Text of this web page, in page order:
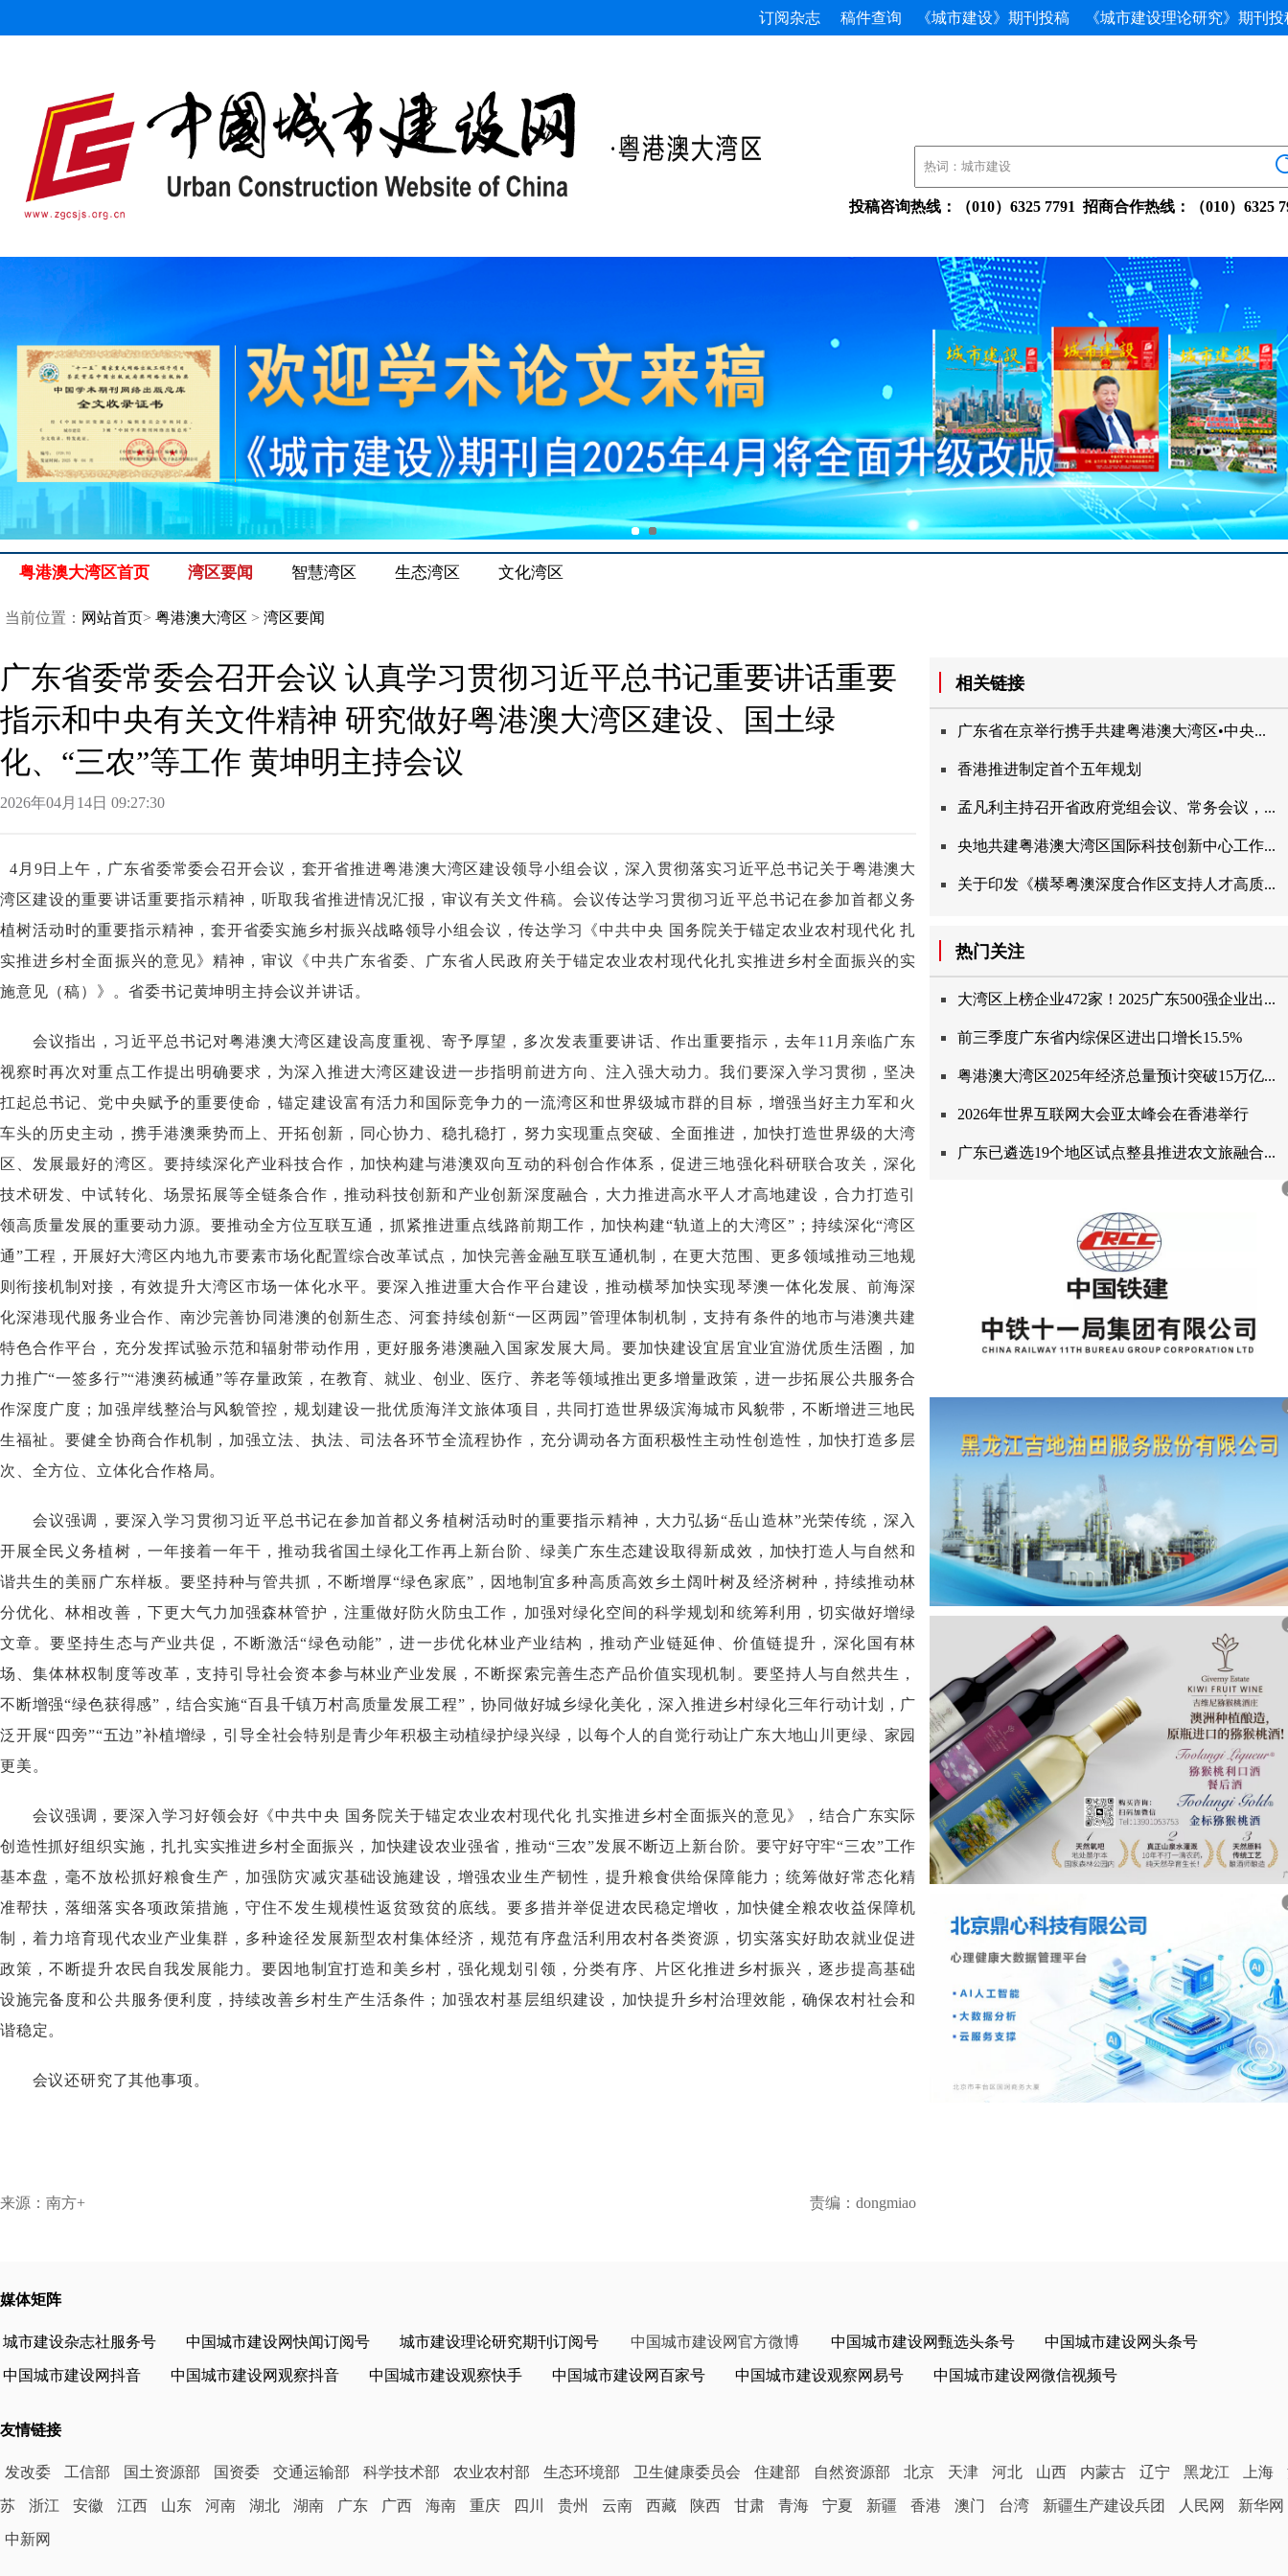
订阅杂志 稿件查询 《城市建设》期刊投稿 《城市建设理论研究》期刊投
投稿咨询热线：（010）63257791招商合作热线：（010）
粤港澳大湾区首页 湾区要闻 智慧湾区 生态湾区 文化湾区
当前位置： 网站首页> 粤港澳大湾区 > 湾区要闻
广东省委常委会召开会议认真学习贯彻习近平总书记重要讲话重要
指示和中央有关文件精神研究做好粤港澳大湾区建设、国土绿
化、“三农”等工作黄坤明主持会议
2026年04月14日09:27:30
4月9日上午，广东省委常委会召开会议，套开省推进粤港澳大湾区建设领导小组会议，深入贯彻落实习近平总书记关于粤港澳大
湾区建设的重要讲话重要指示精神，听取我省推进情况汇报，审议有关文件稿。会议传达学习贯彻习近平总书记在参加首都义务
植树活动时的重要指示精神，套开省委实施乡村振兴战略领导小组会议，传达学习《中共中央国务院关于锚定农业农村现代化扎
实推进乡村全面振兴的意见》精神，审议《中共广东省委、广东省人民政府关于锚定农业农村现代化扎实推进乡村全面振兴的实
施意见（稿）》。省委书记黄坤明主持会议并讲话。
会议指出，习近平总书记对粤港澳大湾区建设高度重视、寄予厚望，多次发表重要讲话、作出重要指示，去年11月亲临广东
视察时再次对重点工作提出明确要求，为深入推进大湾区建设进一步指明前进方向、注入强大动力。我们要深入学习贯彻，坚决
扛起总书记、党中央赋予的重要使命，锚定建设富有活力和国际竞争力的一流湾区和世界级城市群的目标，增强当好主力军和火
车头的历史主动，携手港澳乘势而上、开拓创新，同心协力、稳扎稳打，努力实现重点突破、全面推进，加快打造世界级的大湾
区、发展最好的湾区。要持续深化产业科技合作，加快构建与港澳双向互动的科创合作体系，促进三地强化科研联合攻关，深化
技术研发、中试转化、场景拓展等全链条合作，推动科技创新和产业创新深度融合，大力推进高水平人才高地建设，合力打造引
领高质量发展的重要动力源。要推动全方位互联互通，抓紧推进重点线路前期工作，加快构建“轨道上的大湾区”；持续深化“湾区
通”工程，开展好大湾区内地九市要素市场化配置综合改革试点，加快完善金融互联互通机制，在更大范围、更多领域推动三地规
则衔接机制对接，有效提升大湾区市场一体化水平。要深入推进重大合作平台建设，推动横琴加快实现琴澳一体化发展、前海深
化深港现代服务业合作、南沙完善协同港澳的创新生态、河套持续创新“一区两园”管理体制机制，支持有条件的地市与港澳共建
特色合作平台，充分发挥试验示范和辐射带动作用，更好服务港澳融入国家发展大局。要加快建设宜居宜业宜游优质生活圈，加
力推广“一签多行”“港澳药械通”等存量政策，在教育、就业、创业、医疗、养老等领域推出更多增量政策，进一步拓展公共服务合
作深度广度；加强岸线整治与风貌管控，规划建设一批优质海洋文旅体项目，共同打造世界级滨海城市风貌带，不断增进三地民
生福祉。要健全协商合作机制，加强立法、执法、司法各环节全流程协作，充分调动各方面积极性主动性创造性，加快打造多层
次、全方位、立体化合作格局。
会议强调，要深入学习贯彻习近平总书记在参加首都义务植树活动时的重要指示精神，大力弘扬“岳山造林”光荣传统，深入
开展全民义务植树，一年接着一年干，推动我省国土绿化工作再上新台阶、绿美广东生态建设取得新成效，加快打造人与自然和
谐共生的美丽广东样板。要坚持种与管共抓，不断增厚“绿色家底”，因地制宜多种高质高效乡土阔叶树及经济树种，持续推动林
分优化、林相改善，下更大气力加强森林管护，注重做好防火防虫工作，加强对绿化空间的科学规划和统筹利用，切实做好增绿
文章。要坚持生态与产业共促，不断激活“绿色动能”，进一步优化林业产业结构，推动产业链延伸、价值链提升，深化国有林
场、集体林权制度等改革，支持引导社会资本参与林业产业发展，不断探索完善生态产品价值实现机制。要坚持人与自然共生，
不断增强“绿色获得感”，结合实施“百县千镇万村高质量发展工程”，协同做好城乡绿化美化，深入推进乡村绿化三年行动计划，广
泛开展“四旁”“五边”补植增绿，引导全社会特别是青少年积极主动植绿护绿兴绿，以每个人的自觉行动让广东大地山川更绿、家园
更美。
会议强调，要深入学习好领会好《中共中央国务院关于锚定农业农村现代化扎实推进乡村全面振兴的意见》，结合广东实际
创造性抓好组织实施，扎扎实实推进乡村全面振兴，加快建设农业强省，推动“三农”发展不断迈上新台阶。要守好守牢“三农”工作
基本盘，毫不放松抓好粮食生产，加强防灾减灾基础设施建设，增强农业生产韧性，提升粮食供给保障能力；统筹做好常态化精
准帮扶，落细落实各项政策措施，守住不发生规模性返贫致贫的底线。要多措并举促进农民稳定增收，加快健全粮农收益保障机
制，着力培育现代农业产业集群，多种途径发展新型农村集体经济，规范有序盘活利用农村各类资源，切实落实好助农就业促进
政策，不断提升农民自我发展能力。要因地制宜打造和美乡村，强化规划引领，分类有序、片区化推进乡村振兴，逐步提高基础
设施完备度和公共服务便利度，持续改善乡村生产生活条件；加强农村基层组织建设，加快提升乡村治理效能，确保农村社会和
谐稳定。
会议还研究了其他事项。
来源：南方+ 责编：dongmiao
相关链接
广东省在京举行携手共建粤港澳大湾区•中央...
香港推进制定首个五年规划
孟凡利主持召开省政府党组会议、常务会议，...
央地共建粤港澳大湾区国际科技创新中心工作...
关于印发《横琴粤澳深度合作区支持人才高质...
热门关注
大湾区上榜企业472家！2025广东500强企业出...
前三季度广东省内综保区进出口增长15.5%
粤港澳大湾区2025年经济总量预计突破15万亿...
2026年世界互联网大会亚太峰会在香港举行
广东已遴选19个地区试点整县推进农文旅融合...
媒体矩阵
城市建设杂志社服务号 中国城市建设网快闻订阅号 城市建设理论研究期刊订阅号 中国城市建设网官方微博 中国城市建设网甄选头条号 中国城市建设网头条号
中国城市建设网抖音 中国城市建设网观察抖音 中国城市建设观察快手 中国城市建设网百家号 中国城市建设观察网易号 中国城市建设网微信视频号
友情链接
发改委 工信部 国土资源部 国资委 交通运输部 科学技术部 农业农村部 生态环境部 卫生健康委员会 住建部 自然资源部 北京 天津 河北 山西 内蒙古 辽宁 黑龙江 上海
苏 浙江 安徽 江西 山东 河南 湖北 湖南 广东 广西 海南 重庆 四川 贵州 云南 西藏 陕西 甘肃 青海 宁夏 新疆 香港 澳门 台湾 新疆生产建设兵团 人民网 新华网
中新网